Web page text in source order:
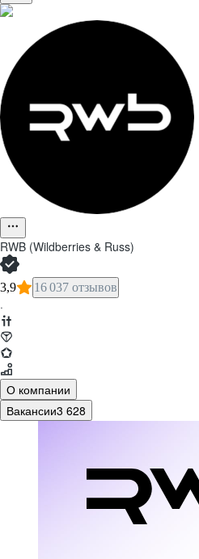
RWB (Wildberries & Russ)
3,9 16 037 отзывов
·
О компании
Вакансии3 628